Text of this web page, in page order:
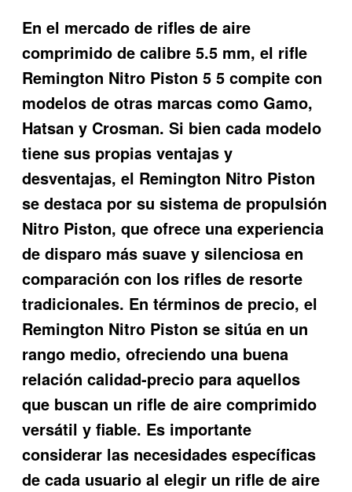
En el mercado de rifles de aire
comprimido de calibre 5.5 mm, el rifle
Remington Nitro Piston 5 5 compite con
modelos de otras marcas como Gamo,
Hatsan y Crosman. Si bien cada modelo
tiene sus propias ventajas y
desventajas, el Remington Nitro Piston
se destaca por su sistema de propulsión
Nitro Piston, que ofrece una experiencia
de disparo más suave y silenciosa en
comparación con los rifles de resorte
tradicionales. En términos de precio, el
Remington Nitro Piston se sitúa en un
rango medio, ofreciendo una buena
relación calidad-precio para aquellos
que buscan un rifle de aire comprimido
versátil y fiable. Es importante
considerar las necesidades específicas
de cada usuario al elegir un rifle de aire